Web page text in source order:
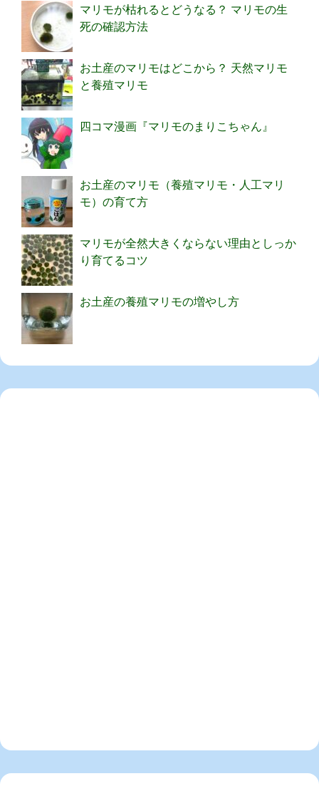
マリモが枯れるとどうなる？ マリモの生
死の確認方法
お土産のマリモはどこから？ 天然マリモ
と養殖マリモ
四コマ漫画『マリモのまりこちゃん』
お土産のマリモ（養殖マリモ・人工マリ
モ）の育て方
マリモが全然大きくならない理由としっか
り育てるコツ
お土産の養殖マリモの増やし方